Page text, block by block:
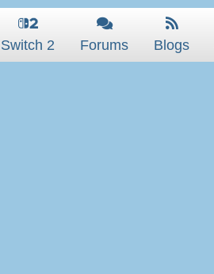
Switch 2 Forums Blogs